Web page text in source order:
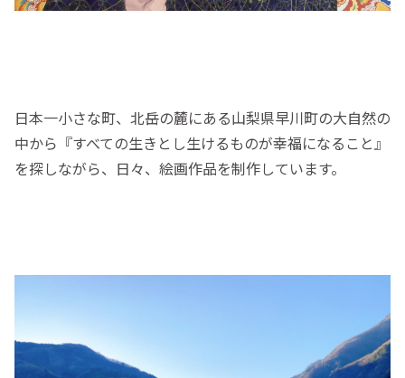
日本一小さな町、北岳の麓にある山梨県早川町の大自然の
中から『すべての生きとし生けるものが幸福になること』
を探しながら、日々、絵画作品を制作しています。